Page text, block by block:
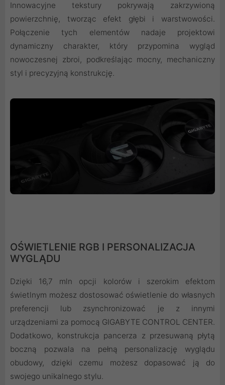
Innowacyjne tekstury pokrywają zakrzywioną
powierzchnię, tworząc efekt głębi i warstwowości.
Połączenie tych elementów nadaje projektowi
dynamiczny charakter, który przypomina wygląd
nowoczesnej zbroi, podkreślając mocny, mechaniczny
styl i precyzyjną konstrukcję.
OŚWIETLENIE RGB I PERSONALIZACJA
WYGLĄDU
Dzięki 16,7 mln opcji kolorów i szerokim efektom
świetlnym możesz dostosować oświetlenie do własnych
preferencji lub zsynchronizować je z innymi
urządzeniami za pomocą GIGABYTE CONTROL CENTER.
Dodatkowo, konstrukcja pancerza z przesuwaną płytą
boczną pozwala na pełną personalizację wyglądu
obudowy, dzięki czemu możesz dopasować ją do
swojego unikalnego stylu.